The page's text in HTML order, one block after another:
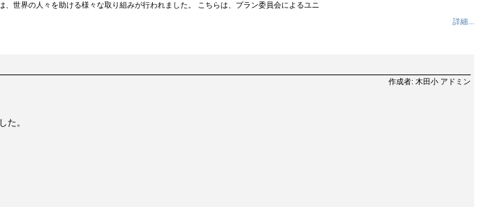
世界の人々を助ける様々な取り組みが行われました。 こちらは、プラン委員会によるユニ
詳細...
作成者: 木田小 アドミン
た。